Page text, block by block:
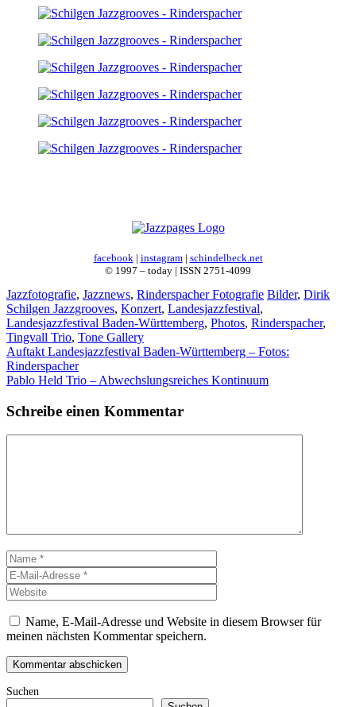
facebook | instagram| schindelbeck.net
© 1997 – today | ISSN 2751-4099
Kategorien
Jazzfotografie, Jazznews, Rinderspacher Fotografie Schlagwörter
Bilder, Dirik
Schilgen Jazzgrooves, Konzert, Landesjazzfestival,
Landesjazzfestival Baden-Württemberg, Photos, Rinderspacher,
Tingvall Trio, Tone Gallery
Auftakt Landesjazzfestival Baden-Württemberg – Fotos:
Rinderspacher
Pablo Held Trio – Abwechslungsreiches Kontinuum
Schreibe einen Kommentar
Name
Mail-
Adresse
Name, E-Mail-Adresse und Website in diesem Browser für
meinen nächsten Kommentar speichern.
Suchen